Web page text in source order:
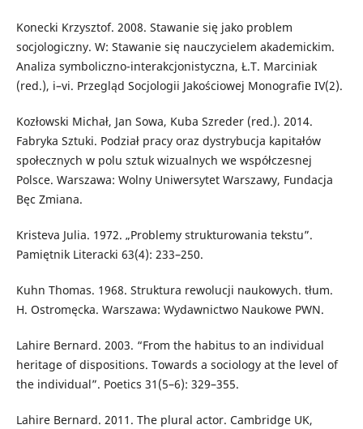
Konecki Krzysztof. 2008. Stawanie się jako problem
socjologiczny. W: Stawanie się nauczycielem akademickim.
Analiza symboliczno-interakcjonistyczna, Ł.T. Marciniak
(red.), i–vi. Przegląd Socjologii Jakościowej Monografie IV(2).
Kozłowski Michał, Jan Sowa, Kuba Szreder (red.). 2014.
Fabryka Sztuki. Podział pracy oraz dystrybucja kapitałów
społecznych w polu sztuk wizualnych we współczesnej
Polsce. Warszawa: Wolny Uniwersytet Warszawy, Fundacja
Bęc Zmiana.
Kristeva Julia. 1972. „Problemy strukturowania tekstu”.
Pamiętnik Literacki 63(4): 233–250.
Kuhn Thomas. 1968. Struktura rewolucji naukowych. tłum.
H. Ostromęcka. Warszawa: Wydawnictwo Naukowe PWN.
Lahire Bernard. 2003. “From the habitus to an individual
heritage of dispositions. Towards a sociology at the level of
the individual”. Poetics 31(5–6): 329–355.
Lahire Bernard. 2011. The plural actor. Cambridge UK,